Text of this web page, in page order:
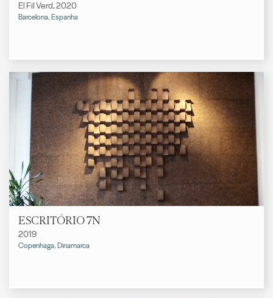
El Fil Verd, 2020
Barcelona, Espanha
ESCRITÓRIO 7N
2019
Copenhaga, Dinamarca